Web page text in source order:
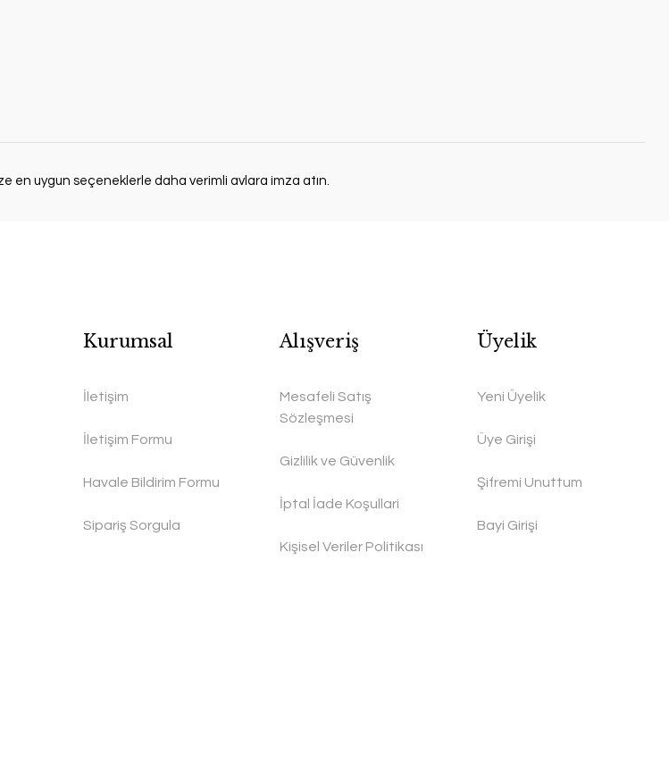
en uygun seçeneklerle daha verimli avlara imza atın.
Kurumsal
İletişim
İletişim Formu
Havale Bildirim Formu
Sipariş Sorgula
Alışveriş
Mesafeli Satış
Sözleşmesi
Gizlilik ve Güvenlik
İptal İade Koşullari
Kişisel Veriler Politikası
Üyelik
Yeni Üyelik
Üye Girişi
Şifremi Unuttum
Bayi Girişi